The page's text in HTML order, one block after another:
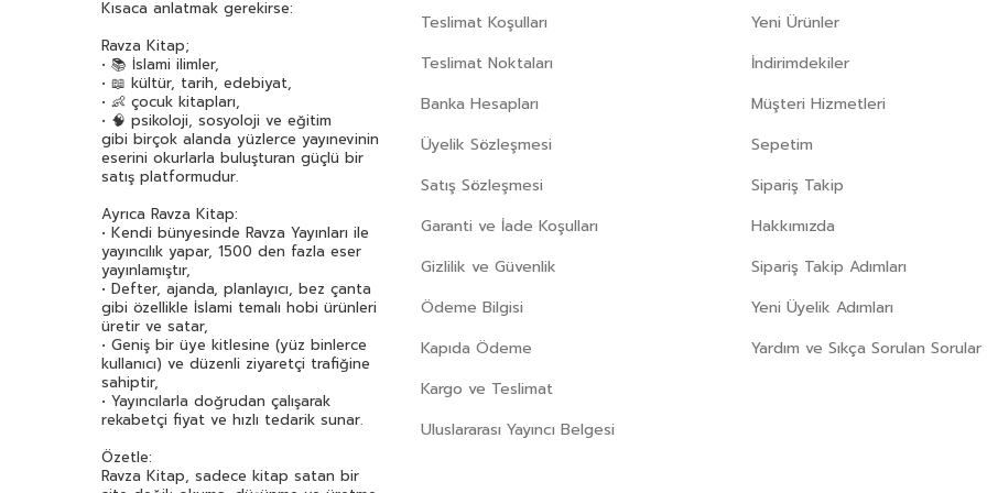
Kısaca anlatmak gerekirse:
Ravza Kitap;
• 📚 İslami ilimler,
• 📖 kültür, tarih, edebiyat,
• 👶 çocuk kitapları,
• 🧠 psikoloji, sosyoloji ve eğitim
gibi birçok alanda yüzlerce yayınevinin
eserini okurlarla buluşturan güçlü bir
satış platformudur.
Ayrıca Ravza Kitap:
• Kendi bünyesinde Ravza Yayınları ile
yayıncılık yapar, 1500 den fazla eser
yayınlamıştır,
• Defter, ajanda, planlayıcı, bez çanta
gibi özellikle İslami temalı hobi ürünleri
üretir ve satar,
• Geniş bir üye kitlesine (yüz binlerce
kullanıcı) ve düzenli ziyaretçi trafiğine
sahiptir,
• Yayıncılarla doğrudan çalışarak
rekabetçi fiyat ve hızlı tedarik sunar.
Özetle:
Ravza Kitap, sadece kitap satan bir
Teslimat Koşulları
Teslimat Noktaları
Banka Hesapları
Üyelik Sözleşmesi
Satış Sözleşmesi
Garanti ve İade Koşulları
Gizlilik ve Güvenlik
Ödeme Bilgisi
Kapıda Ödeme
Kargo ve Teslimat
Uluslararası Yayıncı Belgesi
Yeni Ürünler
İndirimdekiler
Müşteri Hizmetleri
Sepetim
Sipariş Takip
Hakkımızda
Sipariş Takip Adımları
Yeni Üyelik Adımları
Yardım ve Sıkça Sorulan Sorular